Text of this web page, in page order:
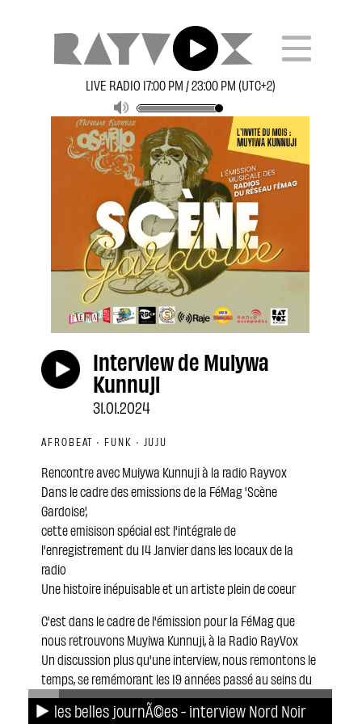
LIVE RADIO 17:00 PM / 23:00 PM (UTC+2)
les belles journÃ©es - interview Nord Noir
Interview de Muiywa
Kunnuji
31.01.2024
AFROBEAT · FUNK · JUJU
Rencontre avec Muiywa Kunnuji à la radio Rayvox
Dans le cadre des emissions de la FéMag 'Scène
Gardoise',
cette emisison spécial est l'intégrale de
l'enregistrement du 14 Janvier dans les locaux de la
radio
Une histoire inépuisable et un artiste plein de coeur
C'est dans le cadre de l'émission pour la FéMag que
nous retrouvons Muyiwa Kunnuji, à la Radio RayVox
Un discussion plus qu'une interview, nous remontons le
temps, se remémorant les 19 années passé au seins du
groupe de Fela Kuti, puis se sont fils Seun Kuti
Une arrivé chaotique en France, ou le système